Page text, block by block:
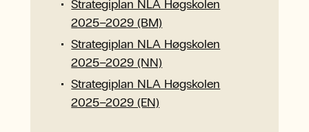
Strategiplan NLA Høgskolen
2025–2029 (BM)
Strategiplan NLA Høgskolen
2025–2029 (NN)
Strategiplan NLA Høgskolen
2025–2029 (EN)